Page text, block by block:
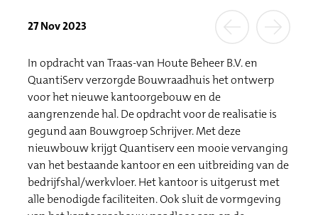
27 Nov 2023
In opdracht van Traas-van Houte Beheer B.V. en
QuantiServ verzorgde Bouwraadhuis het ontwerp
voor het nieuwe kantoorgebouw en de
aangrenzende hal. De opdracht voor de realisatie is
gegund aan Bouwgroep Schrijver. Met deze
nieuwbouw krijgt Quantiserv een mooie vervanging
van het bestaande kantoor en een uitbreiding van de
bedrijfshal/werkvloer. Het kantoor is uitgerust met
alle benodigde faciliteiten. Ook sluit de vormgeving